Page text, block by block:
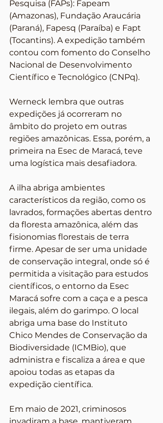
Pesquisa (FAPs): Fapeam
(Amazonas), Fundação Araucária
(Paraná), Fapesq (Paraíba) e Fapt
(Tocantins). A expedição também
contou com fomento do Conselho
Nacional de Desenvolvimento
Científico e Tecnológico (CNPq).
Werneck lembra que outras
expedições já ocorreram no
âmbito do projeto em outras
regiões amazônicas. Essa, porém, a
primeira na Esec de Maracá, teve
uma logística mais desafiadora.
A ilha abriga ambientes
característicos da região, como os
lavrados, formações abertas dentro
da floresta amazônica, além das
fisionomias florestais de terra
firme. Apesar de ser uma unidade
de conservação integral, onde só é
permitida a visitação para estudos
científicos, o entorno da Esec
Maracá sofre com a caça e a pesca
ilegais, além do garimpo. O local
abriga uma base do Instituto
Chico Mendes de Conservação da
Biodiversidade (ICMBio), que
administra e fiscaliza a área e que
apoiou todas as etapas da
expedição científica.
Em maio de 2021, criminosos